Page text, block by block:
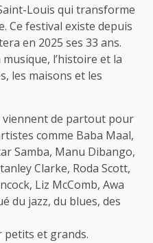
Louis qui transforme
Ce festival existe depuis
en 2025 ses 33 ans.
l’histoire et la
les maisons et les
viennent de partout pour
comme Baba Maal,
Samba, Manu Dibango,
Clarke, Roda Scott,
Liz McComb, Awa
du jazz, du blues, des
et grands.